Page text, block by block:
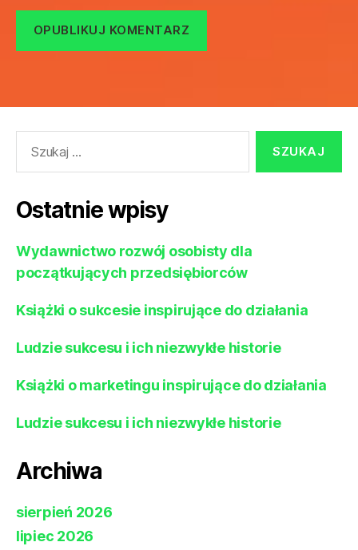
Ostatnie wpisy
Wydawnictwo rozwój osobisty dla
początkujących przedsiębiorców
Książki o sukcesie inspirujące do działania
Ludzie sukcesu i ich niezwykłe historie
Książki o marketingu inspirujące do działania
Ludzie sukcesu i ich niezwykłe historie
Archiwa
sierpień 2026
lipiec 2026